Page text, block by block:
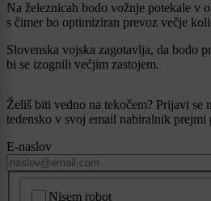
Na železnicah bodo vožnje potekale v
s čimer bo optimiziran prevoz večje
Slovenska vojska zagotavlja, da bodo
bi se izognili večjim zastojem.
Želiš biti vedno na tekočem? Prijavi se
tedensko v svoj email nabiralnik prejmi
E-naslov
Nisem robot